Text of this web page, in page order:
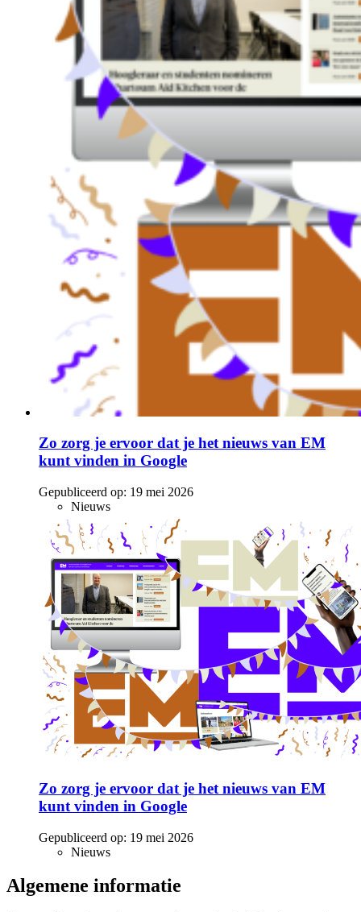
Zo zorg je ervoor dat je het nieuws van EM
kunt vinden in Google
Gepubliceerd op: 19 mei 2026
Nieuws
Zo zorg je ervoor dat je het nieuws van EM
kunt vinden in Google
Gepubliceerd op: 19 mei 2026
Nieuws
Algemene informatie